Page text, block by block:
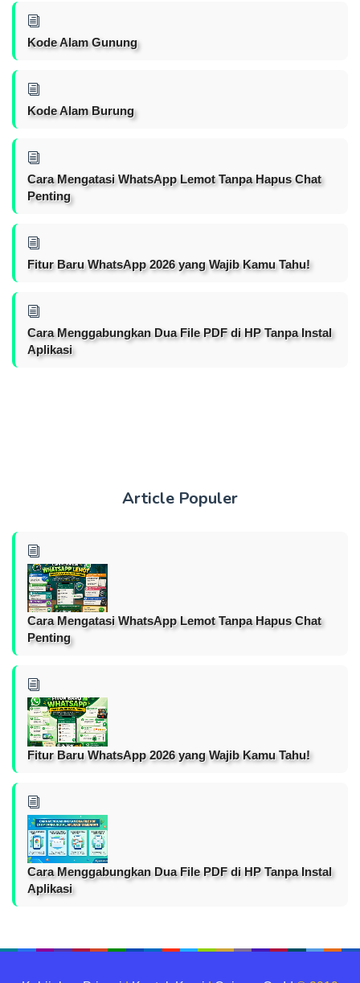
Kode Alam Gunung
Kode Alam Burung
Cara Mengatasi WhatsApp Lemot Tanpa Hapus Chat
Penting
Fitur Baru WhatsApp 2026 yang Wajib Kamu Tahu!
Cara Menggabungkan Dua File PDF di HP Tanpa Instal
Aplikasi
Article Populer
Cara Mengatasi WhatsApp Lemot Tanpa Hapus Chat
Penting
Fitur Baru WhatsApp 2026 yang Wajib Kamu Tahu!
Cara Menggabungkan Dua File PDF di HP Tanpa Instal
Aplikasi